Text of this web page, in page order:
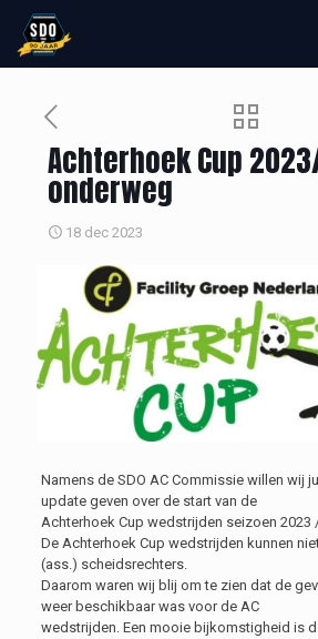
Achterhoek Cup
onderweg
18 dec 2023
Namens de SDO AC Commissie willen wij
update geven over de start van de
Achterhoek Cup wedstrijden seizoen 2023
De Achterhoek Cup wedstrijden kunnen
(ass.) scheidsrechters.
Daarom waren wij blij om te zien dat de
weer beschikbaar was voor de AC
wedstrijden. Een mooie bijkomstigheid is